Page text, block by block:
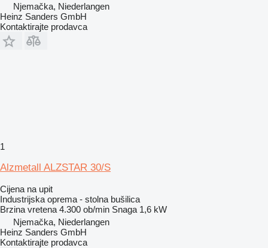
Njemačka, Niederlangen
Heinz Sanders GmbH
Kontaktirajte prodavca
1
Alzmetall ALZSTAR 30/S
Cijena na upit
Industrijska oprema - stolna bušilica
Brzina vretena 4.300 ob/min Snaga 1,6 kW
Njemačka, Niederlangen
Heinz Sanders GmbH
Kontaktirajte prodavca